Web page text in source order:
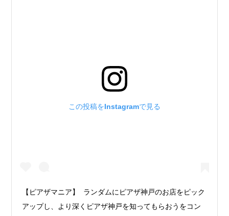
この投稿をInstagramで見る
【ピアザマニア】 ランダムにピアザ神戸のお店をピック
アップし、より深くピアザ神戸を知ってもらおうをコン